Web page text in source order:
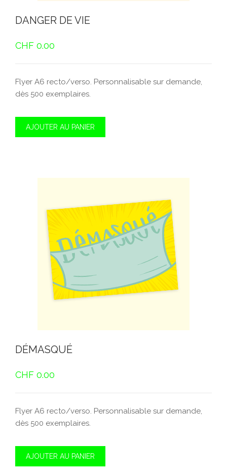
DANGER DE VIE
CHF 0.00
Flyer A6 recto/verso. Personnalisable sur demande,
dès 500 exemplaires.
AJOUTER AU PANIER
DÉMASQUÉ
CHF 0.00
Flyer A6 recto/verso. Personnalisable sur demande,
dès 500 exemplaires.
AJOUTER AU PANIER